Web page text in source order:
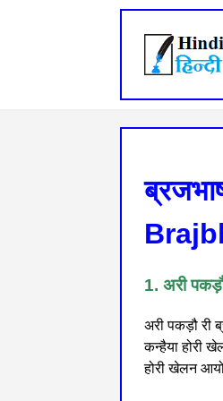
1. अरी
अरी पकड़ौ री
कन्हैया होरी
होरी खेलन